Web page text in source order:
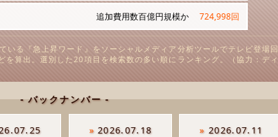
追加費用数百億円規模か 724,998回
いる『急上昇ワード』をソーシャルメディア分析ツールでテレビ登場回
算出。選別した20項目を検索数の多い順にランキング。（協力：ディ
- バックナンバー -
»2026.07.18 »2026.07.11